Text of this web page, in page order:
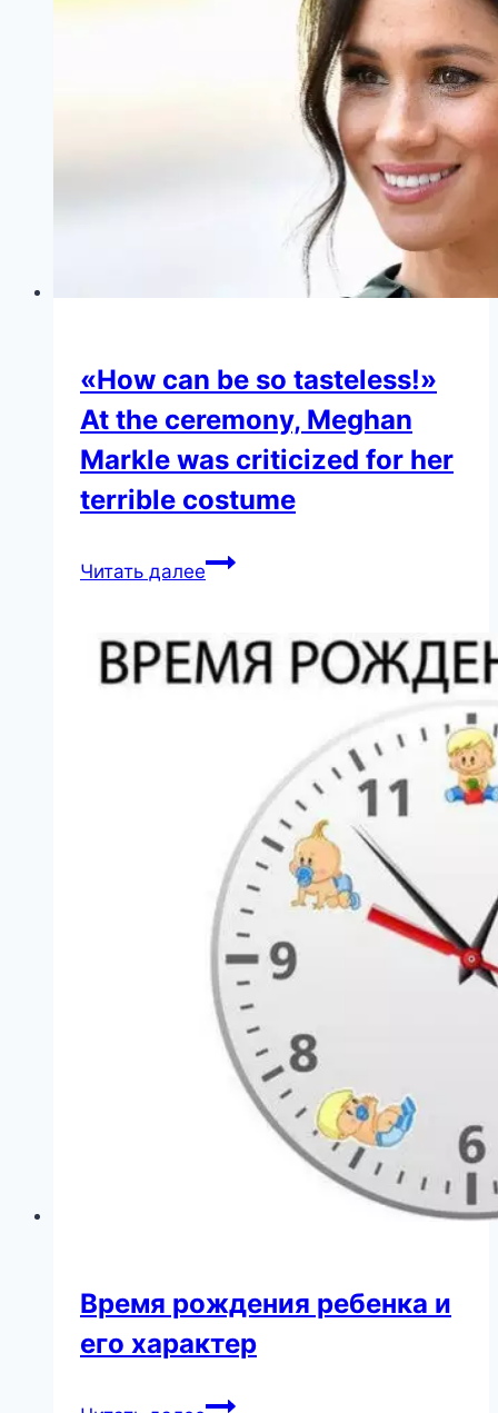
«How can be so tasteless!»
At the ceremony, Meghan
Markle was criticized for her
terrible costume
Читать далее«How
so
tasteless!»
ceremony,
Meghan
Markle
was
criticized
for
her
terrible
costume
Время рождения ребенка и
его характер
Время